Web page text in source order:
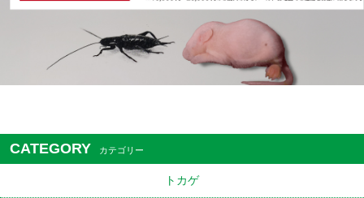
CATEGORY カテゴリー
トカゲ